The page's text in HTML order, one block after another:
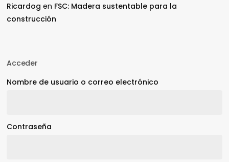
Ricardog en FSC: Madera sustentable para la
construcción
Acceder
Nombre de usuario o correo electrónico
Contraseña